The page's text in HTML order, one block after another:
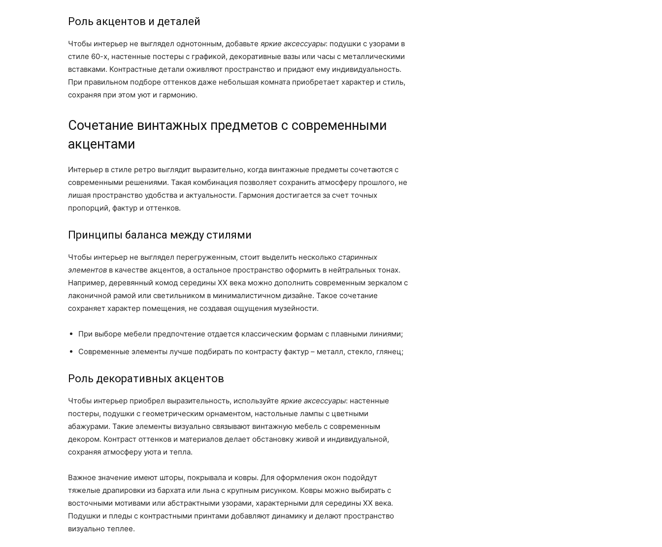
Роль акцентов и деталей
Чтобы интерьер не выглядел однотонным, добавьте яркие аксессуары: подушки с узорами в
стиле 60-х, настенные постеры с графикой, декоративные вазы или часы с металлическими
вставками. Контрастные детали оживляют пространство и придают ему индивидуальность.
При правильном подборе оттенков даже небольшая комната приобретает характер и стиль,
сохраняя при этом уют и гармонию.
Сочетание винтажных предметов с современными
акцентами
Интерьер в стиле ретро выглядит выразительно, когда винтажные предметы сочетаются с
современными решениями. Такая комбинация позволяет сохранить атмосферу прошлого, не
лишая пространство удобства и актуальности. Гармония достигается за счет точных
пропорций, фактур и оттенков.
Принципы баланса между стилями
Чтобы интерьер не выглядел перегруженным, стоит выделить несколько старинных
элементов в качестве акцентов, а остальное пространство оформить в нейтральных тонах.
Например, деревянный комод середины XX века можно дополнить современным зеркалом с
лаконичной рамой или светильником в минималистичном дизайне. Такое сочетание
сохраняет характер помещения, не создавая ощущения музейности.
При выборе мебели предпочтение отдается классическим формам с плавными линиями;
Современные элементы лучше подбирать по контрасту фактур – металл, стекло, глянец;
Роль декоративных акцентов
Чтобы интерьер приобрел выразительность, используйте яркие аксессуары: настенные
постеры, подушки с геометрическим орнаментом, настольные лампы с цветными
абажурами. Такие элементы визуально связывают винтажную мебель с современным
декором. Контраст оттенков и материалов делает обстановку живой и индивидуальной,
сохраняя атмосферу уюта и тепла.
Важное значение имеют шторы, покрывала и ковры. Для оформления окон подойдут
тяжелые драпировки из бархата или льна с крупным рисунком. Ковры можно выбирать с
восточными мотивами или абстрактными узорами, характерными для середины XX века.
Подушки и пледы с контрастными принтами добавляют динамику и делают пространство
визуально теплее.